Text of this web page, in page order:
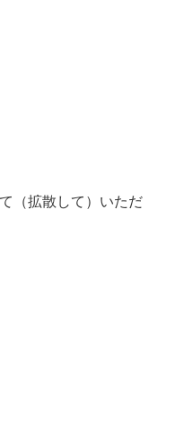
（拡散して）いただ